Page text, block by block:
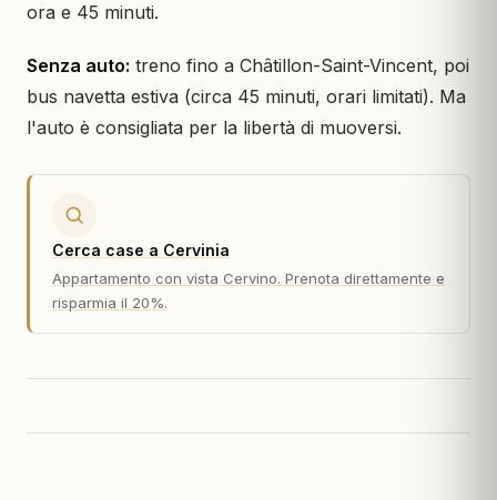
ora e 45 minuti.
Senza auto: treno fino a Châtillon-Saint-Vincent, poi
bus navetta estiva (circa 45 minuti, orari limitati). Ma
l'auto è consigliata per la libertà di muoversi.
Cerca case a Cervinia
Appartamento con vista Cervino. Prenota direttamente e
risparmia il 20%.